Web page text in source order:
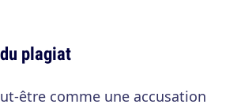
plagiat
être comme une accusation